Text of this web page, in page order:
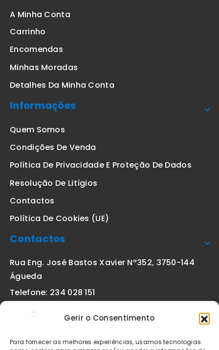
Gerir o Consentimento
Para fornecer as melhores experiências, usamos tecnologias
A Minha Conta
Carrinho
Encomendas
Minhas Moradas
Detalhes Da Minha Conta
Informações
Quem Somos
Condições De Venda
Política De Privacidade E Proteção De Dados
Resolução De Litígios
Contactos
Política De Cookies (UE)
Contactos
Rua Eng. José Bastos Xavier Nº352, 3750-144
Águeda
Telefone: 234 028 151
geral@etiquetas-online.pt